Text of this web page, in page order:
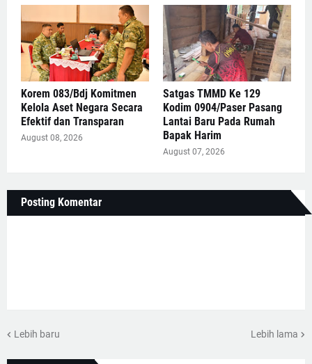
Korem 083/Bdj Komitmen
Kelola Aset Negara Secara
Efektif dan Transparan
August 08, 2026
Satgas TMMD Ke 129
Kodim 0904/Paser Pasang
Lantai Baru Pada Rumah
Bapak Harim
August 07, 2026
Posting Komentar
Lebih baru Lebih lama